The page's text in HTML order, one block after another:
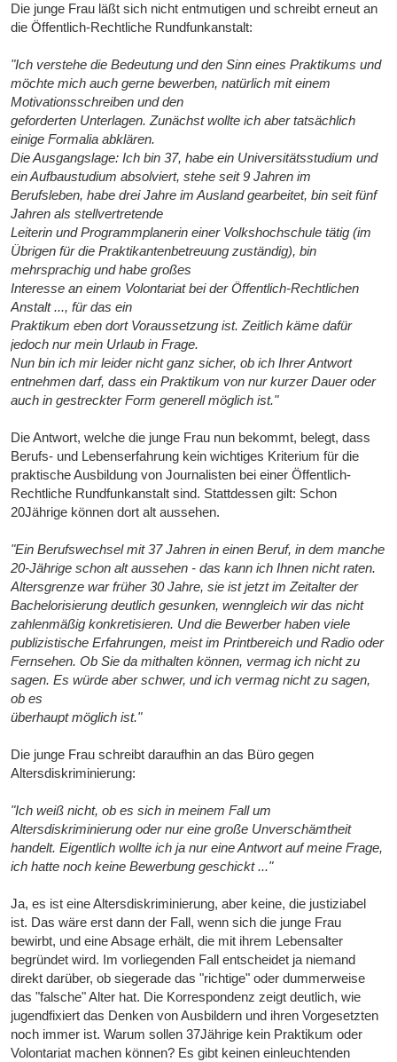
Die junge Frau läßt sich nicht entmutigen und schreibt erneut an
die Öffentlich-Rechtliche Rundfunkanstalt:
"Ich verstehe die Bedeutung und den Sinn eines Praktikums und
möchte mich auch gerne bewerben, natürlich mit einem
Motivationsschreiben und den
geforderten Unterlagen. Zunächst wollte ich aber tatsächlich
einige Formalia abklären.
Die Ausgangslage: Ich bin 37, habe ein Universitätsstudium und
ein Aufbaustudium absolviert, stehe seit 9 Jahren im
Berufsleben, habe drei Jahre im Ausland gearbeitet, bin seit fünf
Jahren als stellvertretende
Leiterin und Programmplanerin einer Volkshochschule tätig (im
Übrigen für die Praktikantenbetreuung zuständig), bin
mehrsprachig und habe großes
Interesse an einem Volontariat bei der Öffentlich-Rechtlichen
Anstalt ..., für das ein
Praktikum eben dort Voraussetzung ist. Zeitlich käme dafür
jedoch nur mein Urlaub in Frage.
Nun bin ich mir leider nicht ganz sicher, ob ich Ihrer Antwort
entnehmen darf, dass ein Praktikum von nur kurzer Dauer oder
auch in gestreckter Form generell möglich ist."
Die Antwort, welche die junge Frau nun bekommt, belegt, dass
Berufs- und Lebenserfahrung kein wichtiges Kriterium für die
praktische Ausbildung von Journalisten bei einer Öffentlich-
Rechtliche Rundfunkanstalt sind. Stattdessen gilt: Schon
20Jährige können dort alt aussehen.
"Ein Berufswechsel mit 37 Jahren in einen Beruf, in dem manche
20-Jährige schon alt aussehen - das kann ich Ihnen nicht raten.
Altersgrenze war früher 30 Jahre, sie ist jetzt im Zeitalter der
Bachelorisierung deutlich gesunken, wenngleich wir das nicht
zahlenmäßig konkretisieren. Und die Bewerber haben viele
publizistische Erfahrungen, meist im Printbereich und Radio oder
Fernsehen. Ob Sie da mithalten können, vermag ich nicht zu
sagen. Es würde aber schwer, und ich vermag nicht zu sagen,
ob es
überhaupt möglich ist."
Die junge Frau schreibt daraufhin an das Büro gegen
Altersdiskriminierung:
"Ich weiß nicht, ob es sich in meinem Fall um
Altersdiskriminierung oder nur eine große Unverschämtheit
handelt. Eigentlich wollte ich ja nur eine Antwort auf meine Frage,
ich hatte noch keine Bewerbung geschickt ..."
Ja, es ist eine Altersdiskriminierung, aber keine, die justiziabel
ist. Das wäre erst dann der Fall, wenn sich die junge Frau
bewirbt, und eine Absage erhält, die mit ihrem Lebensalter
begründet wird. Im vorliegenden Fall entscheidet ja niemand
direkt darüber, ob siegerade das "richtige" oder dummerweise
das "falsche" Alter hat. Die Korrespondenz zeigt deutlich, wie
jugendfixiert das Denken von Ausbildern und ihren Vorgesetzten
noch immer ist. Warum sollen 37Jährige kein Praktikum oder
Volontariat machen können? Es gibt keinen einleuchtenden